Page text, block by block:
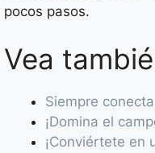
pocos pasos.
Vea
Siempre
¡Domina el
¡Conviértete en